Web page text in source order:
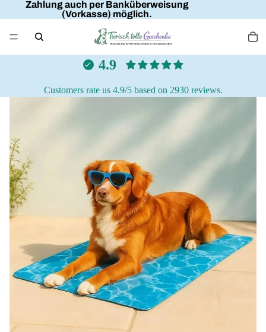
Zahlung auch per Banküberweisung
(Vorkasse) möglich.
4.9
Customers rate us 4.9/5 based on 2930 reviews.